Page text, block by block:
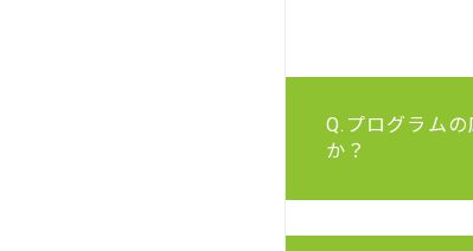
Q.プログラム
か？